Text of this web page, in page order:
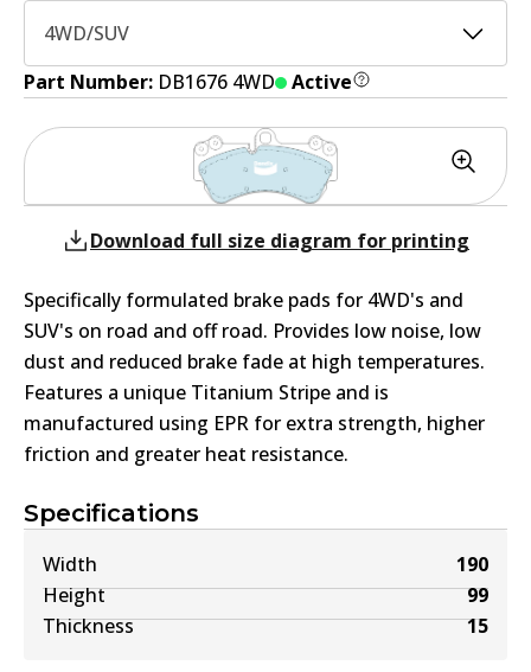
4WD/SUV
Part Number: DB1676 4WD Active
Specifications
Width
190
Height
99
Thickness
15
Download full size diagram for printing
Specifically formulated brake pads for 4WD's and
SUV's on road and off road. Provides low noise, low
dust and reduced brake fade at high temperatures.
Features a unique Titanium Stripe and is
manufactured using EPR for extra strength, higher
friction and greater heat resistance.